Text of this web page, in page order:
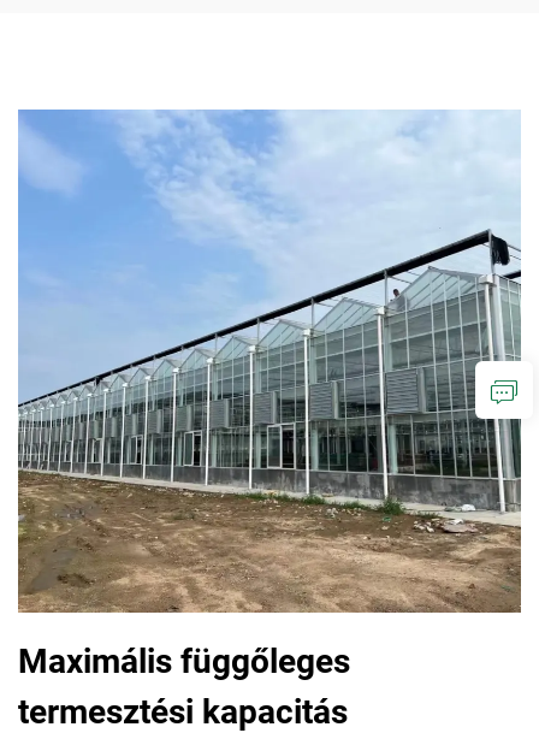
Maximális függőleges
termesztési kapacitás